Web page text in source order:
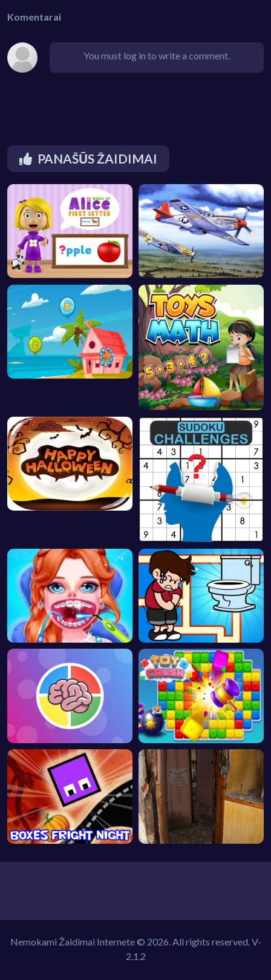
Komentarai
You must log in to write a comment.
PANAŠŪS ŽAIDIMAI
Nemokami Žaidimai Internete © 2026. All rights reserved.V-
2.1.2